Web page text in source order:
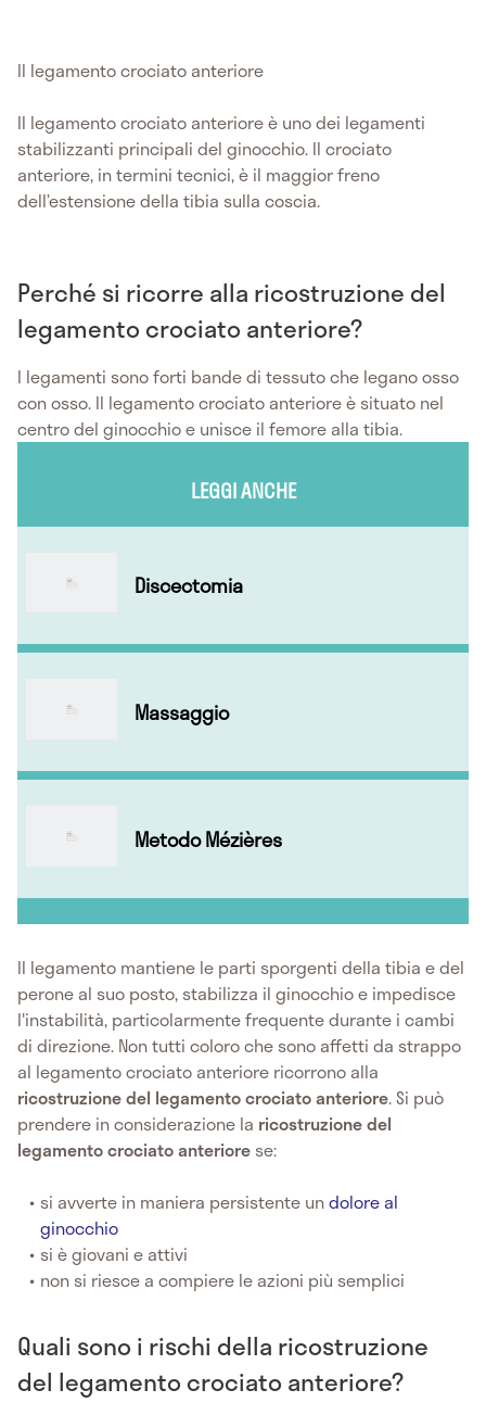
Il legamento crociato anteriore
Il legamento crociato anteriore è uno dei legamenti
stabilizzanti principali del ginocchio. Il crociato
anteriore, in termini tecnici, è il maggior freno
dell’estensione della tibia sulla coscia.
Perché si ricorre alla ricostruzione del
legamento crociato anteriore?
I legamenti sono forti bande di tessuto che legano osso
con osso. Il legamento crociato anteriore è situato nel
centro del ginocchio e unisce il femore alla tibia.
LEGGI ANCHE
Discectomia
Massaggio
Metodo Mézières
Il legamento mantiene le parti sporgenti della tibia e del
perone al suo posto, stabilizza il ginocchio e impedisce
l'instabilità, particolarmente frequente durante i cambi
di direzione. Non tutti coloro che sono affetti da strappo
al legamento crociato anteriore ricorrono alla
ricostruzione del legamento crociato anteriore. Si può
prendere in considerazione la ricostruzione del
legamento crociato anteriore se:
si avverte in maniera persistente undolore al
ginocchio
si è giovani e attivi
non si riesce a compiere le azioni più semplici
Quali sono i rischi della ricostruzione
del legamento crociato anteriore?